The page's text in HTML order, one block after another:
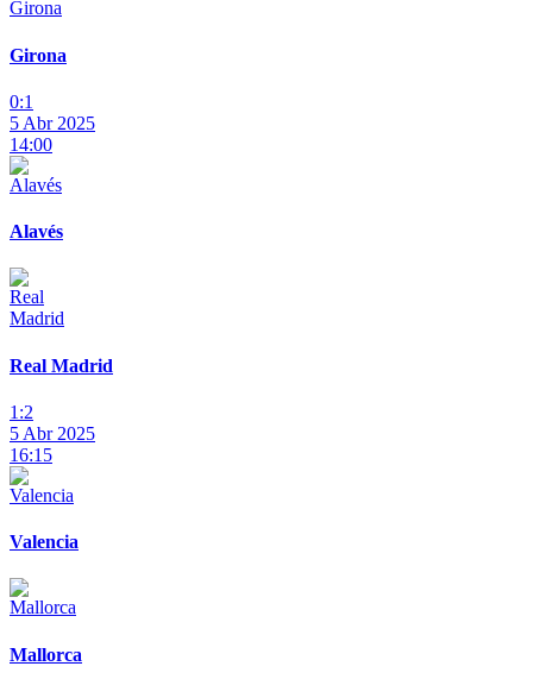
Girona
0:1
5 Abr 2025
14:00
Alavés
Real Madrid
1:2
5 Abr 2025
16:15
Valencia
Mallorca